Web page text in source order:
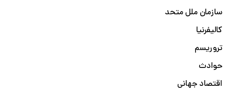
سازمان ملل متحد
کالیفرنیا
تروریسم
حوادث
اقتصاد جهانی